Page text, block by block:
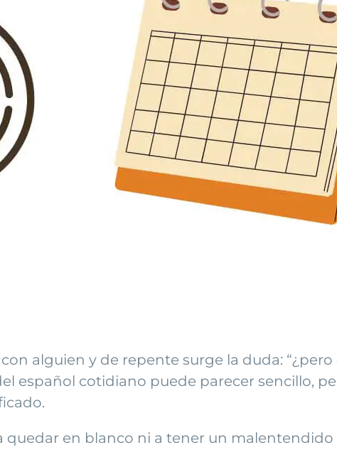
alguien y de repente surge la duda:
español cotidiano puede parecer sencillo,
quedar en blanco ni a tener un